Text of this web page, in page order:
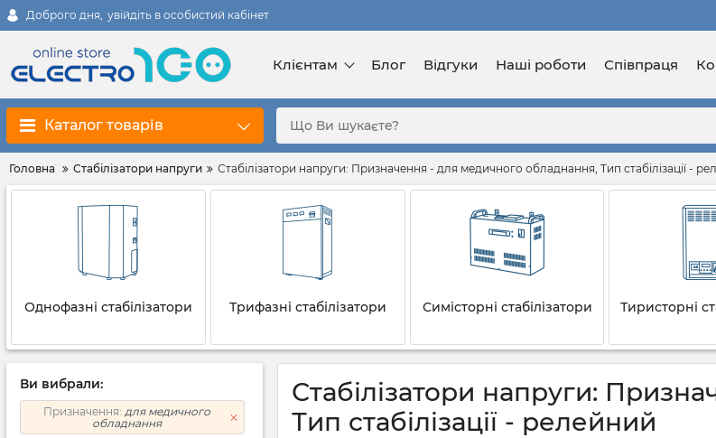
Доброго дня, увійдіть в особистий кабінет
Клієнтам Блог Відгуки Наші роботи Співпраця
Каталог товарів
Головна Стабілізатори напруги Стабілізатори напруги: Призначення - для медичного обладнання, Тип стабілізації -
Однофазні стабілізатори Трифазні стабілізатори Симісторні стабілізатори Тиристорні
Ви вибрали:
Призначення: для медичного
обладнання
Стабілізатори напруги:
Тип стабілізації - релейний